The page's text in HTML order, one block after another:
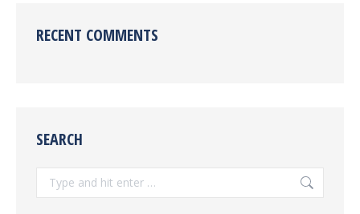
RECENT COMMENTS
SEARCH
Search: